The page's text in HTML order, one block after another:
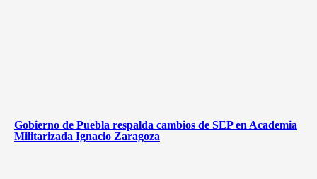
Gobierno de Puebla respalda cambios de SEP en Academia
Militarizada Ignacio Zaragoza